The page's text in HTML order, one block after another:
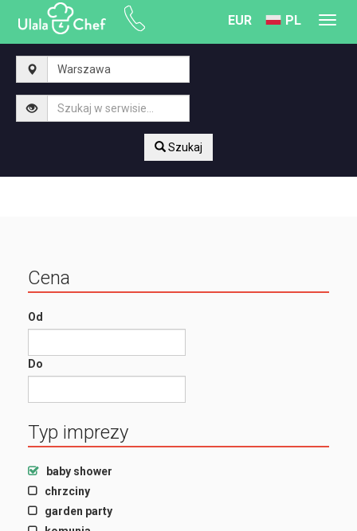
PL
EUR
Szukaj
Cena
Od
Do
Typ imprezy
baby shower
chrzciny
garden party